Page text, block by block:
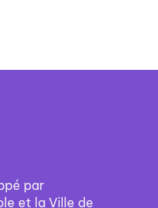
par
et la Ville de